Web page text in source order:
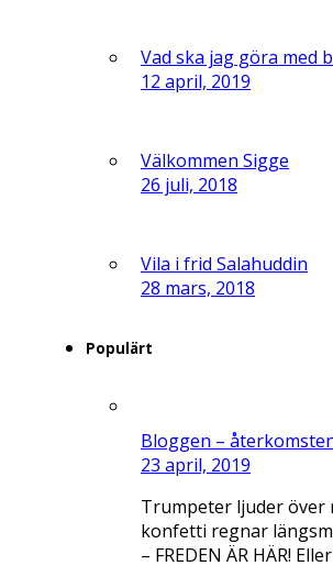
Vad ska jag göra med
12 april, 2019
Välkommen Sigge
26 juli, 2018
Vila i frid Salahuddin
28 mars, 2018
Populärt
Bloggen –
23 april, 2019
Trumpeter ljuder över
konfetti regnar
– FREDEN ÄR HÄR!